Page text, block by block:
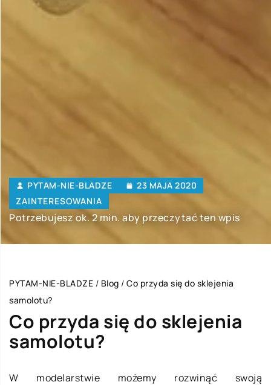
PYTAM-NIE-BLADZE
23 MAJA 2020
ZAINTERESOWANIA
Potrzebujesz ok. 2 min. aby przeczytać ten wpis
PYTAM-NIE-BLADZE / Blog / Co przyda się do sklejenia
samolotu?
Co przyda się do sklejenia
samolotu?
W modelarstwie możemy rozwinąć swoją